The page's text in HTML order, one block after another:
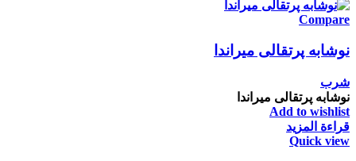
Compare
نوشابه پرتقالی میراندا
شرب
نوشابه پرتقالی میراندا
Add to wishlist
قراءة المزيد
Quick view